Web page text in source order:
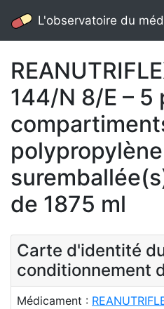
L'observatoire du
144/N 8/E – 5
polypropylène
de 1875 ml
Carte d'identité
conditionnement
Médicament :